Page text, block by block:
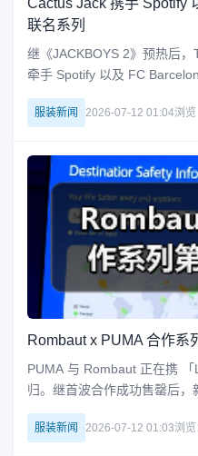
Cactus Jack 携手 Spotify
联名系列
继《JACKBOYS 2》预热后
牵手 Spotify 以及 FC
整组联名围绕 FC Barcelona
招牌式视觉语言。其中
服装新闻 2026-07-12 01:04浏
Rombaut x PUMA 合作系
PUMA 与 Rombaut 正在携
归。继首波合作成功售罄后，
觉效果，并引入了两种全新的
是军绿色的「Levitation」低
服装新闻 2026-07-12 01:03浏